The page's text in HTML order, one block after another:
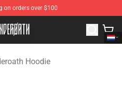
on orders over $100
Underoath Merchandise Shop
Hoodie